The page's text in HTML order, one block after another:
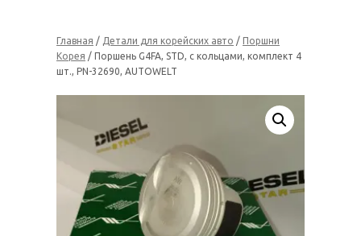
Главная / Детали для корейских авто / Поршни
Корея / Поршень G4FA, STD, с кольцами, комплект 4
шт., PN-32690, AUTOWELT